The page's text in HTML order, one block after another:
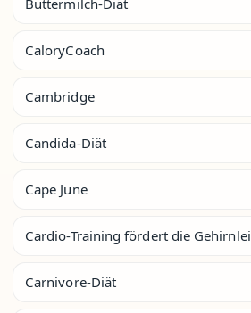
Buttermilch-Diät
CaloryCoach
Cambridge
Candida-Diät
Cape June
Cardio-Training fördert die
Carnivore-Diät